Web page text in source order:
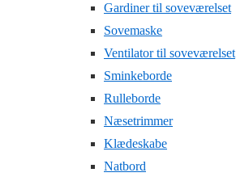
Gardiner til soveværelset
Sovemaske
Ventilator til soveværelset
Sminkeborde
Rulleborde
Næsetrimmer
Klædeskabe
Natbord